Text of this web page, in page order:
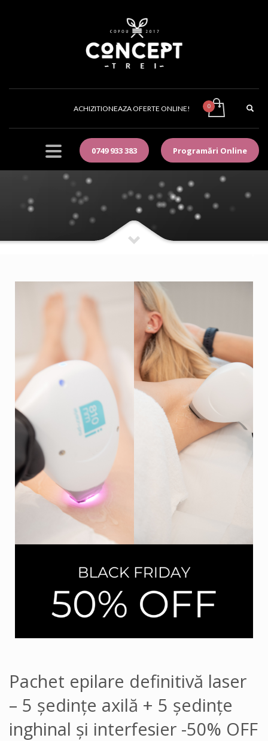
ACHIZITIONEAZA OFERTE ONLINE!
0749 933 383 Programări Online
Shop
Pachet epilare definitivă laser
– 5 ședințe axilă + 5 ședințe
inghinal și interfesier -50% OFF